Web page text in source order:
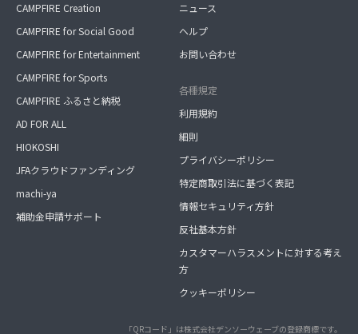
CAMPFIRE Creation
CAMPFIRE for Social Good
CAMPFIRE for Entertainment
CAMPFIRE for Sports
CAMPFIRE ふるさと納税
AD FOR ALL
HIOKOSHI
JFAクラウドファンディング
machi-ya
補助金申請サポート
ニュース
ヘルプ
お問い合わせ
各種規定
利用規約
細則
プライバシーポリシー
特定商取引法に基づく表記
情報セキュリティ方針
反社基本方針
カスタマーハラスメントに対する考え
方
クッキーポリシー
「QRコード」は株式会社デンソーウェーブの登録商標です。